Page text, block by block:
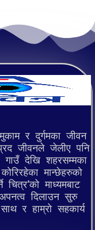
र दुर्गमका जीवन
जीवनले जेलीए पनि
गाउँ देखि शहरसम्मका
मान्छेहरुको
चित्र’को माध्यमबाट
दिलाउन सुरु
र हाम्रो सहकार्य